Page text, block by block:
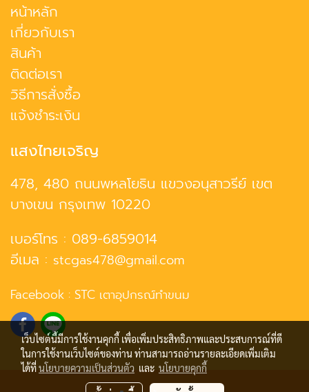
หน้าหลัก
เกี่ยวกับเรา
สินค้า
ติดต่อเรา
วิธีการสั่งซื้อ
แจ้งชำระเงิน
แสงไทยเจริญ
478, 480 ถนนพหลโยธิน แขวงอนุสาวรีย์ เขต
บางเขน กรุงเทพ 10220
เบอร์โทร : 089-6859014
อีเมล : stcgas478@gmail.com
Facebook : STC เตาอุปกรณ์ทำขนม
© Copyright 2021 All Rights Reserved.
เว็บไซต์นี้มีการใช้งานคุกกี้ เพื่อเพิ่มประสิทธิภาพและประสบการณ์ที่ดี
ในการใช้งานเว็บไซต์ของท่าน ท่านสามารถอ่านรายละเอียดเพิ่มเติม
ได้ที่นโยบายความเป็นส่วนตัว และ นโยบายคุกกี้